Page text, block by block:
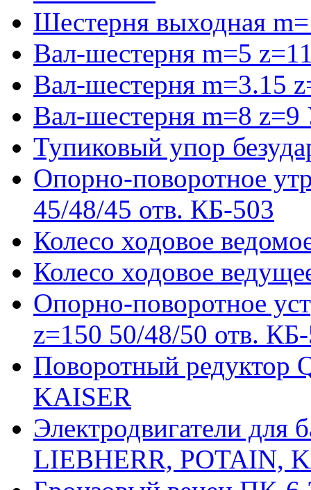
Шестерня выходная
Вал-шестерня m=5
Вал-шестерня m=3.15
Вал-шестерня m=8
Тупиковый упор
Опорно-поворотное
45/48/45 отв. КБ-503
Колесо ходовое
Колесо ходовое
Опорно-поворотное
z=150 50/48/50 отв.
Поворотный редуктор
KAISER
Электродвигатели для
LIEBHERR, POTAIN,